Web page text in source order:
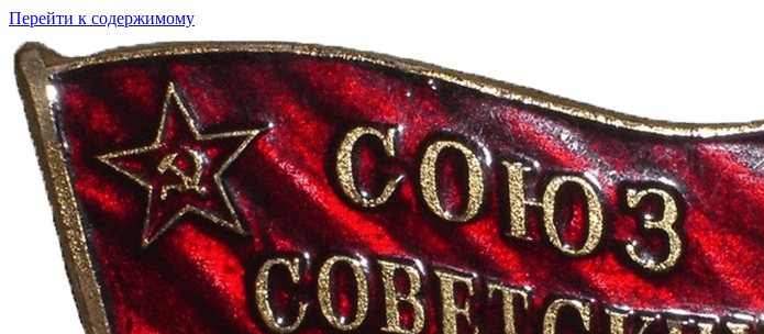
Перейти к содержимому